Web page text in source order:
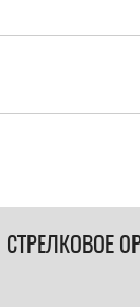
СТРЕЛКОВОЕ